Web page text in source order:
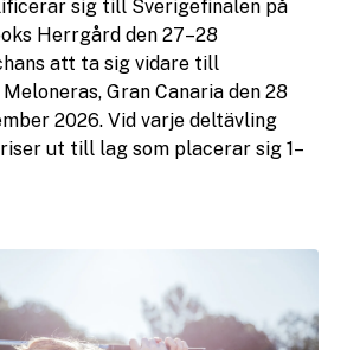
sig till Sverigefinalen på
Herrgård den 27–28
att ta sig vidare till
Gran Canaria den 28
2026. Vid varje deltävling
ut till lag som placerar sig 1–